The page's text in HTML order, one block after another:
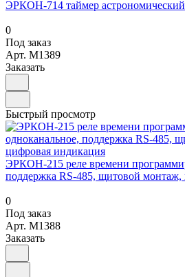
ЭРКОН-714 таймер астрономический
0
Под заказ
Арт. M1389
Заказать
Быстрый просмотр
ЭРКОН-215 реле времени
поддержка RS-485, щитовой
0
Под заказ
Арт. M1388
Заказать